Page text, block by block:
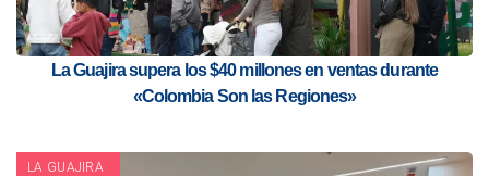
La Guajira supera los $40 millones en ventas durante
«Colombia Son las Regiones»
LA GUAJIRA